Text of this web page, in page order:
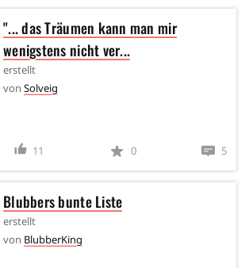
"... das Träumen kann man mir
wenigstens nicht ver...
erstellt
von Solveig
11 0 5
Blubbers bunte Liste
erstellt
von BlubberKing